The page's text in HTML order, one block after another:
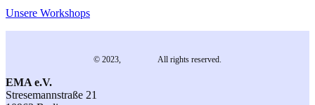
Unsere Workshops
© 2023, All rights reserved.
EMA e.V.
Stresemannstraße 21